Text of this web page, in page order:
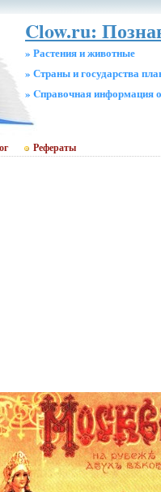
Clow.ru:
» Растения и животные
» Страны и государства
» Cправочная информация
Рефераты